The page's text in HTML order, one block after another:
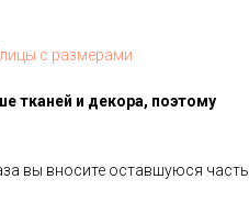
с размерами
тканей и декора, поэтому
вы вносите оставшуюся часть